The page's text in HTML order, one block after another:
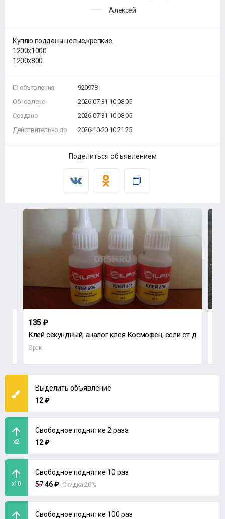
Алексей
Куплю поддоны целые,крепкие.
1200х1000
1200х800
ID объявления
Обновлено
Создано
Действительно до
920978
2026-07-31 10:08:05
2026-07-31 10:08:05
2026-10-20 10:21:25
Поделиться объявлением
135 ₽
Клей секундный, аналог клея Космофен, если от двух единиц по 100руб., сверяйте цены с другими!
Орск
Выделить объявление
12 ₽
x2
Свободное поднятие 2 раза
12 ₽
x10
Свободное поднятие 10 раз
5746 ₽- Скидка 20%
Свободное поднятие 100 раз